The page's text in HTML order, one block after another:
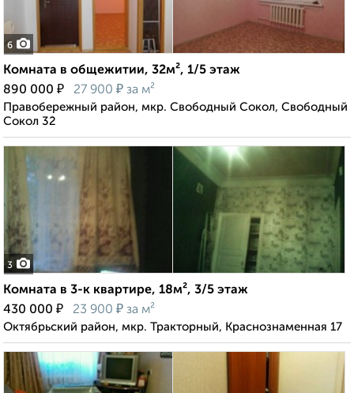
6
Комната в общежитии, 32м², 1/5 этаж
890 000 ₽ 27 900 ₽ за м²
Правобережный район, мкр. Свободный Сокол, Свободный
Сокол 32
3
Комната в 3-к квартире, 18м², 3/5 этаж
430 000 ₽ 23 900 ₽ за м²
Октябрьский район, мкр. Тракторный, Краснознаменная 17